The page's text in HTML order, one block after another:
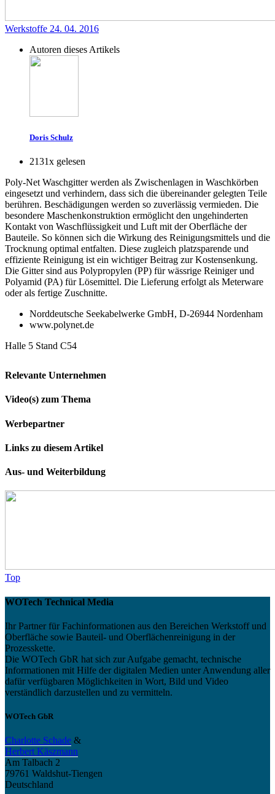
Werkstoffe 24. 04. 2016
Autoren dieses Artikels
Doris Schulz
2131x gelesen
Poly-Net Waschgitter werden als Zwischenlagen in Waschkörben
eingesetzt und verhindern, dass sich die übereinander gelegten Teile
berühren. Beschädigungen werden so zuverlässig vermieden. Die
besondere Maschenkonstruktion ermöglicht den ungehinderten
Kontakt von Waschflüssigkeit und Luft mit der Oberfläche der
Bauteile. So können sich die Wirkung des Reinigungsmittels und die
Trocknung optimal entfalten. Diese zugleich platzsparende und
effiziente Reinigung ist ein wichtiger Beitrag zur Kostensenkung.
Die Gitter sind aus Polypropylen (PP) für wässrige Reiniger und
Polyamid (PA) für Lösemittel. Die Lieferung erfolgt als Meterware
oder als fertige Zuschnitte.
Norddeutsche Seekabelwerke GmbH, D-26944 Nordenham
www.polynet.de
Halle 5 Stand C54
Relevante Unternehmen
Video(s) zum Thema
Werbepartner
Links zu diesem Artikel
Aus- und Weiterbildung
Top
WOTech Technical Media
Ihr Partner für Fachinformationen aus den Bereichen Werkstoff und
Oberfläche sowie Bauteil- und Oberflächenreinigung in der
Prozesskette.
Die WOTech GbR hat sich zur Aufgabe gemacht, technische
Informationen mit Hilfe der digitalen Medien unter Anwendung aller
dafür verfügbaren Möglichkeiten in Wort, Bild und Video
verständlich darzustellen und zu vermitteln.
WOTech GbR
Charlotte Schade &
Herbert Käszmann
Am Talbach 2
79761 Waldshut-Tiengen
Deutschland